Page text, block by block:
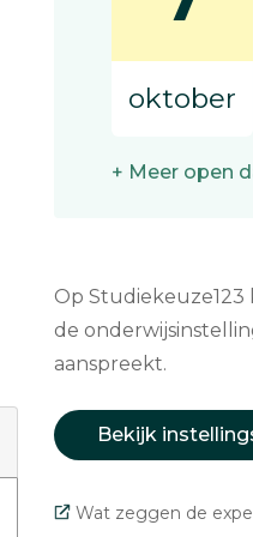
oktober
+ Meer open
Op
de
aanspreekt.
Bekijk
Wat zeggen de